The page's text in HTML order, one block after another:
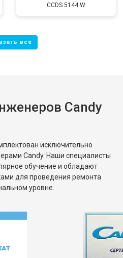
CCDS 5144 W
Candy
исключительно
Candy. Наши специалисты
обучение и обладают
для проведения ремонта
уровне.